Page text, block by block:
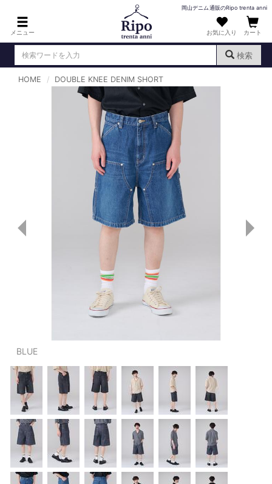
メニュー
岡山デニム通販のRipo trenta anni
お気に入り カート
検索
新規会員登録
DENIM : デニム
PANTS : パンツ
TOPS : トップス
T-SHIRT : Tシャツ
KNIT : ニット
SHIRT : シャツ
OUTERS : アウター
LADIES : レディース
PANTS/SKIRT : パンツ・スカート
TOPS : トップス
OUTERS : アウター
OUTLET : アウトレット
MENS : メンズ
LADIES : レディース
HOME DOUBLE KNEE DENIM SHORT
BLUE